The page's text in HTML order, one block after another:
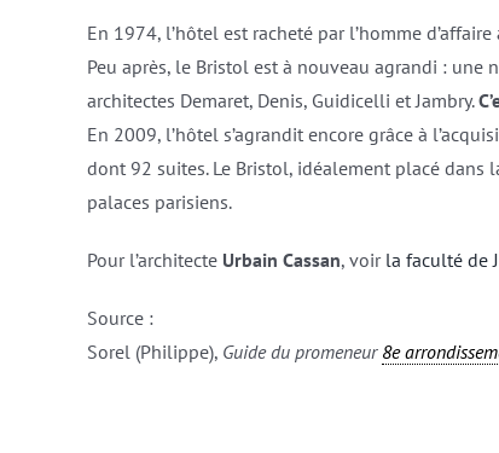
En 1974, l’hôtel est racheté par l’homme
Peu après, le Bristol est à nouveau agrandi : une
architectes Demaret, Denis, Guidicelli et Jambry.
En 2009, l’hôtel s’agrandit encore grâce à
dont 92 suites. Le Bristol, idéalement placé dans
palaces parisiens.
Pour l’architecte Urbain Cassan, voir la faculté de
Source :
Sorel (Philippe), Guide du promeneur 8e